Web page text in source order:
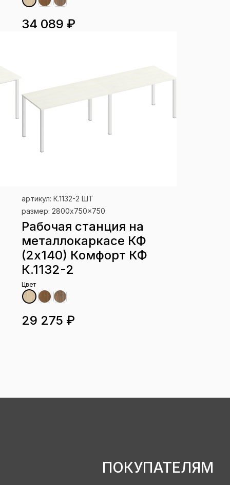
34 089 ₽
артикул: К.1132-2 ШТ
размер: 2800x750x750
Рабочая станция на
металлокаркасе КФ
(2х140) Комфорт КФ
К.1132-2
Цвет
29 275 ₽
ПОКУПАТЕЛЯМ